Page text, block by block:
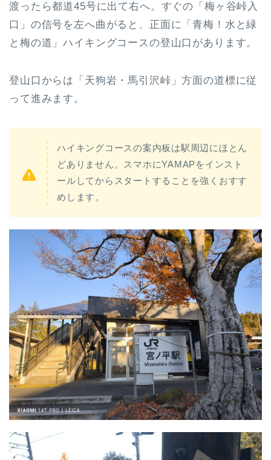
渡ったら都道45号に出て右へ。すぐの「梅ヶ谷峠入
口」の信号を左へ曲がると、正面に「青梅！水と緑
と梅の道」ハイキングコースの登山口があります。
登山口からは「天狗岩・馬引沢峠」方面の道標に従
って進みます。
ハイキングコースの案内板は駅周辺にほとん
どありません。スマホにYAMAPをインスト
ールしてからスタートすることを強くおすす
めします。